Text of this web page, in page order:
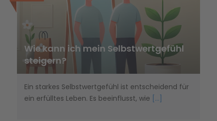
Wie kann ich mein Selbstwertgefühl
steigern?
Ein starkes Selbstwertgefühl ist entscheidend für
ein erfülltes Leben. Es beeinflusst, wie [...]